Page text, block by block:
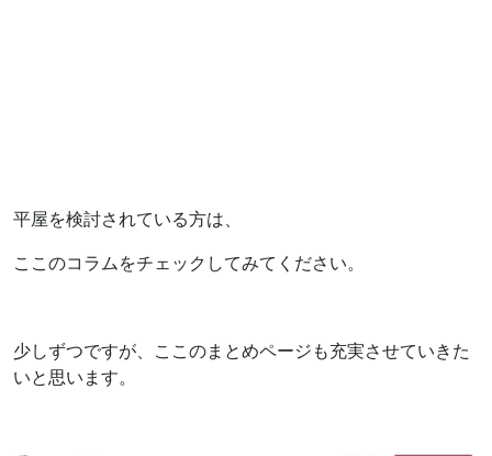
平屋を検討されている方は、
ここのコラムをチェックしてみてください。
少しずつですが、ここのまとめページも充実させていきた
いと思います。